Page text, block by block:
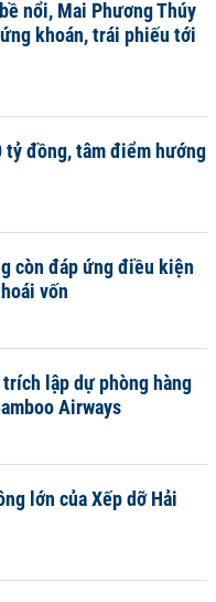
nổi, Mai Phương Thúy
khoán, trái phiếu tới
tỷ đồng, tâm điểm hướng
còn đáp ứng điều kiện
vốn
lập dự phòng hàng
Airways
lớn của Xếp dỡ Hải